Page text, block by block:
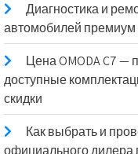
Диагностика и
автомобилей премиум
Цена OMODA C7 —
доступные
скидки
Как выбрать и
официального дилера